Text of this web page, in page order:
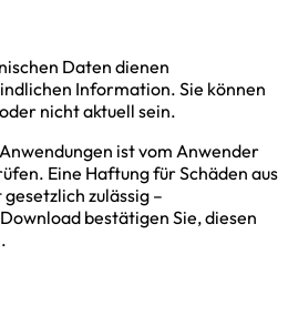
Daten dienen
Information. Sie können
nicht aktuell sein.
ist vom Anwender
Eine Haftung für Schäden aus
zulässig –
bestätigen Sie, diesen